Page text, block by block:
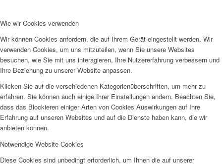
Wie wir Cookies verwenden
Wir können Cookies anfordern, die auf Ihrem Gerät eingestellt werden. Wir
verwenden Cookies, um uns mitzuteilen, wenn Sie unsere Websites
besuchen, wie Sie mit uns interagieren, Ihre Nutzererfahrung verbessern und
Ihre Beziehung zu unserer Website anpassen.
Klicken Sie auf die verschiedenen Kategorienüberschriften, um mehr zu
erfahren. Sie können auch einige Ihrer Einstellungen ändern. Beachten Sie,
dass das Blockieren einiger Arten von Cookies Auswirkungen auf Ihre
Erfahrung auf unseren Websites und auf die Dienste haben kann, die wir
anbieten können.
Notwendige Website Cookies
Diese Cookies sind unbedingt erforderlich, um Ihnen die auf unserer